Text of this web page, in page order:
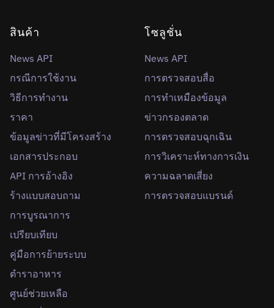
สินค้า
News API
กรณีการใช้งาน
วิธีการทำงาน
ราคา
ข้อมูลข่าวที่มีโครงสร้าง
เอกสารประกอบ
API การอ้างอิง
ร้างแบบสอบถาม
การบูรณาการ
เปรียบเทียบ
คู่มือการย้ายระบบ
ตำราอาหาร
ศูนย์ช่วยเหลือ
โซลูชั่น
News API
การตรวจสอบสื่อ
การทำเหมืองข้อมูล
ข่าวกรองตลาด
การตรวจสอบฉุกเฉิน
การวิเคราะห์ทางการเงิน
ความฉลาดเสี่ยง
การตรวจสอบแบรนด์